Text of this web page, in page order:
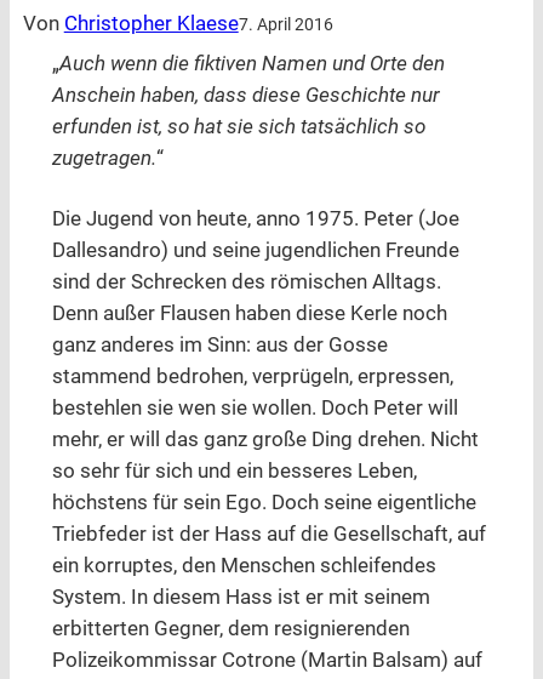
Von Christopher Klaese7. April 2016
„Auch wenn die fiktiven Namen und Orte den
Anschein haben, dass diese Geschichte nur
erfunden ist, so hat sie sich tatsächlich so
zugetragen.“
Die Jugend von heute, anno 1975. Peter (Joe
Dallesandro) und seine jugendlichen Freunde
sind der Schrecken des römischen Alltags.
Denn außer Flausen haben diese Kerle noch
ganz anderes im Sinn: aus der Gosse
stammend bedrohen, verprügeln, erpressen,
bestehlen sie wen sie wollen. Doch Peter will
mehr, er will das ganz große Ding drehen. Nicht
so sehr für sich und ein besseres Leben,
höchstens für sein Ego. Doch seine eigentliche
Triebfeder ist der Hass auf die Gesellschaft, auf
ein korruptes, den Menschen schleifendes
System. In diesem Hass ist er mit seinem
erbitterten Gegner, dem resignierenden
Polizeikommissar Cotrone (Martin Balsam) auf